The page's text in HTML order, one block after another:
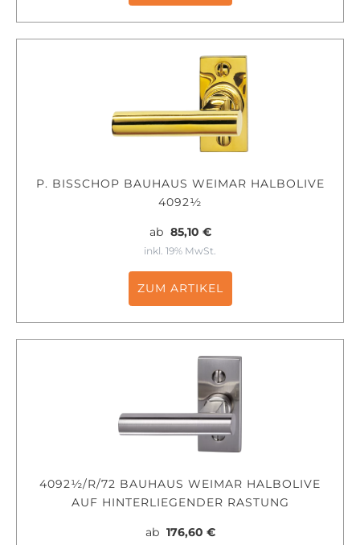
P. BISSCHOP BAUHAUS WEIMAR HALBOLIVE
4092½
ab 85,10 €
inkl. 19% MwSt.
ZUM ARTIKEL
4092½/R/72 BAUHAUS WEIMAR HALBOLIVE
AUF HINTERLIEGENDER RASTUNG
ab 176,60 €